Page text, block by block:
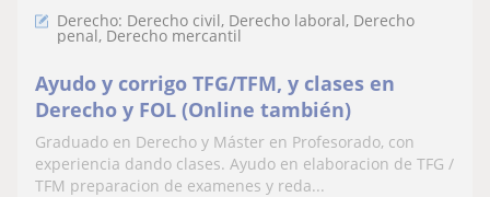
Derecho: Derecho civil, Derecho laboral, Derecho
penal, Derecho mercantil
Ayudo y corrigo TFG/TFM, y clases en
Derecho y FOL (Online también)
Graduado en Derecho y Máster en Profesorado, con
experiencia dando clases. Ayudo en elaboracion de TFG /
TFM preparacion de examenes y reda...